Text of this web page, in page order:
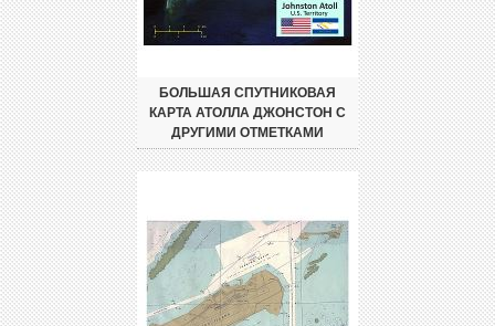
БОЛЬШАЯ СПУТНИКОВАЯ
КАРТА АТОЛЛА ДЖОНСТОН С
ДРУГИМИ ОТМЕТКАМИ